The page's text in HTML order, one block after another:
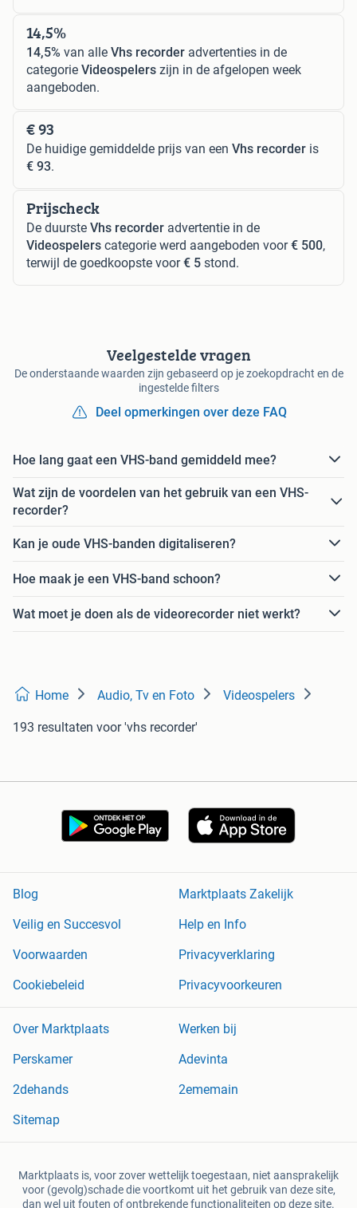
14,5%
14,5% van alle Vhs recorder advertenties in de
categorie Videospelers zijn in de afgelopen week
aangeboden.
€ 93
De huidige gemiddelde prijs van een Vhs recorder is
€ 93.
Prijscheck
De duurste Vhs recorder advertentie in de
Videospelers categorie werd aangeboden voor€ 500,
terwijl de goedkoopste voor€ 5 stond.
Veelgestelde vragen
De onderstaande waarden zijn gebaseerd op je zoekopdracht en de
ingestelde filters
Deel opmerkingen over deze FAQ
Hoe lang gaat een VHS-band gemiddeld mee?
Wat zijn de voordelen van het gebruik van een VHS-
recorder?
Kan je oude VHS-banden digitaliseren?
Hoe maak je een VHS-band schoon?
Wat moet je doen als de videorecorder niet werkt?
Home Audio, Tv en Foto Videospelers
193 resultaten voor 'vhs recorder'
Blog
Marktplaats Zakelijk
Veilig en Succesvol
Help en Info
Voorwaarden
Privacyverklaring
Cookiebeleid
Privacyvoorkeuren
Over Marktplaats
Werken bij
Perskamer
Adevinta
2dehands
2ememain
Sitemap
Marktplaats is, voor zover wettelijk toegestaan, niet aansprakelijk
voor (gevolg)schade die voortkomt uit het gebruik van deze site,
dan wel uit fouten of ontbrekende functionaliteiten op deze site.